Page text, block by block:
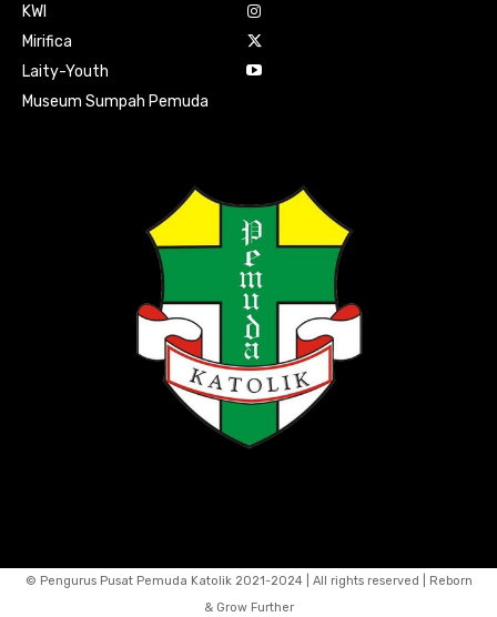
KWI
Mirifica
Laity-Youth
Museum Sumpah Pemuda
© Pengurus Pusat Pemuda Katolik 2021-2024 | All rights reserved | Reborn
& Grow Further